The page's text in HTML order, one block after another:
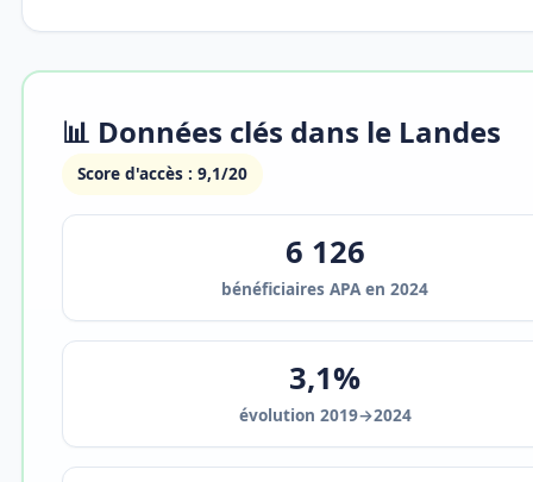
📊 Données clés dans le Landes
Score d'accès : 9,1/20
6 126
bénéficiaires APA en 2024
3,1%
évolution 2019→2024